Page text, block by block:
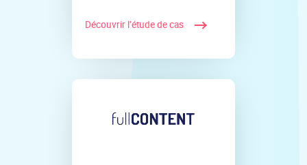
Découvrir l’étude de cas